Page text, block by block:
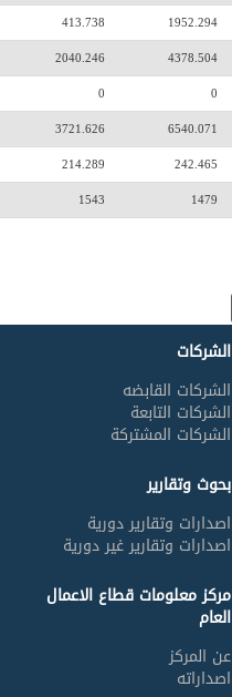
1952.294
4378.504
0
6540.071
242.465
1479
413.738
2040.246
0
3721.626
214.289
1543
الشركات
الشركات القابضه
الشركات التابعة
الشركات المشتركة
بحوث وتقارير
اصدارات وتقارير دورية
اصدارات وتقارير غير دورية
مركز معلومات قطاع الاعمال
العام
عن المركز
اصداراته